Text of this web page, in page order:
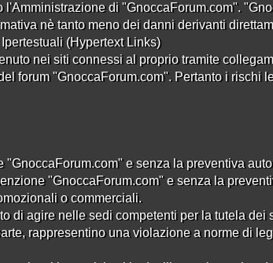
Sei già registrato?
Registrati
di "GnoccaForum.com".
nè tanto meno dei danni derivanti
(Hypertext Links)
nei siti connessi al proprio tramite
forum "GnoccaForum.com". Pertanto i rischi
e senza la preventiva
"GnoccaForum.com" e senza la
o commerciali.
di agire nelle sedi competenti per la tutela dei
rappresentino una violazione a norme di